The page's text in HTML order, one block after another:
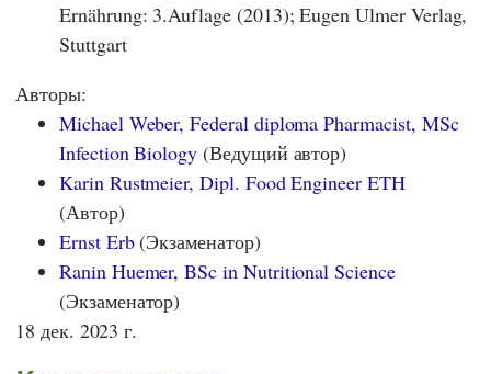
Ernährung: 3.Auflage (2013); Eugen Ulmer Verlag,
Stuttgart
Авторы:
Michael Weber, Federal diploma Pharmacist, MSc
Infection Biology (Ведущий автор)
Karin Rustmeier, Dipl. Food Engineer ETH
(Автор)
Ernst Erb(Экзаменатор)
Ranin Huemer, BSc in Nutritional Science
(Экзаменатор)
18 дек. 2023 г.